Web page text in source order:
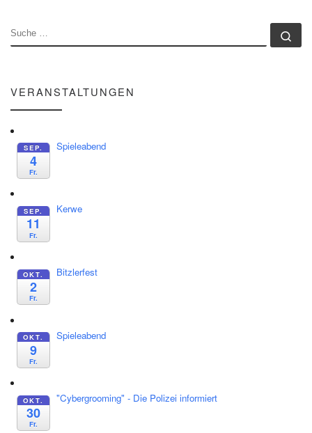
SUCHE
VERANSTALTUNGEN
SEP.
4
Fr.
Spieleabend
SEP.
11
Fr.
Kerwe
OKT.
2
Fr.
Bitzlerfest
OKT.
9
Fr.
Spieleabend
OKT.
30
Fr.
"Cybergrooming" - Die Polizei informiert